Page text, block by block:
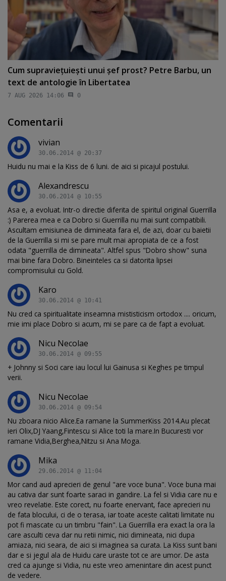
Cum supravieţuieşti unui şef prost? Petre Barbu, un
text de antologie în Libertatea
7 AUG 2026 14:06 0
Comentarii
vivian
30.06.2014 @ 20:37
Huidu nu mai e la Kiss de 6 luni. de aici si picajul postului.
Alexandrescu
30.06.2014 @ 10:55
Asa e, a evoluat. Intr-o directie diferita de spiritul original Guerrilla
:) Parerea mea e ca Dobro si Guerrilla nu mai sunt compatibili.
Ascultam emisiunea de dimineata fara el, de azi, doar cu baietii
de la Guerrilla si mi se pare mult mai apropiata de ce a fost
odata "guerrilla de dimineata". Altfel spus "Dobro show" suna
mai bine fara Dobro. Bineinteles ca si datorita lipsei
compromisului cu Gold.
Karo
30.06.2014 @ 10:41
Nu cred ca spiritualitate inseamna mististicism ortodox .... oricum,
mie imi place Dobro si acum, mi se pare ca de fapt a evoluat.
Nicu Necolae
30.06.2014 @ 09:55
+ Johnny si Soci care iau locul lui Gainusa si Keghes pe timpul
verii.
Nicu Necolae
30.06.2014 @ 09:54
Nu zboara nicio Alice.Ea ramane la SummerKiss 2014.Au plecat
ieri Olix,DJ Yaang,Fintescu si Alice toti la mare.In Bucuresti vor
ramane Vidia,Berghea,Nitzu si Ana Moga.
Mika
29.06.2014 @ 11:04
Mor cand aud aprecieri de genul "are voce buna". Voce buna mai
au cativa dar sunt foarte saraci in gandire. La fel si Vidia care nu e
vreo revelatie. Este corect, nu foarte enervant, face aprecieri nu
de fata blocului, ci de o terasa, iar toate aceste calitati limitate nu
pot fi mascate cu un timbru "fain". La Guerrilla era exact la ora la
care asculti ceva dar nu retii nimic, nici dimineata, nici dupa
amiaza, nici seara, de aici si imaginea sa curata. La Kiss sunt bani
dar e si jegul ala de Huidu care uraste tot ce are umor. De asta
cred ca ajunge si Vidia, nu este vreo amenintare din acest punct
de vedere.